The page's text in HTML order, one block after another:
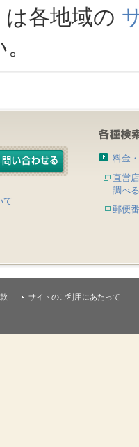
各地域の
て
料金
直営
調べる
郵便
サイトのご利用にあたって